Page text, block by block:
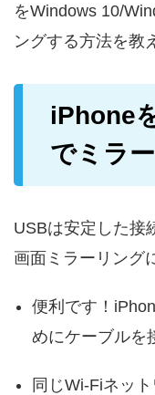
をWindows 10/
ングする方法を教
iPhone
でミラ
USBは安定した接
画面ミラーリング
便利です！
めにケーブルを
同じWi-Fiネッ